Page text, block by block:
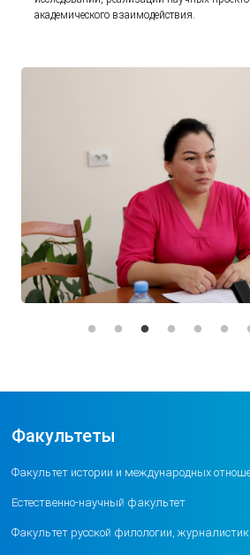
академического взаимодействия.
Факультеты
Факультет истории и международных
Естественно-научный факультет
Факультет русской филологии,